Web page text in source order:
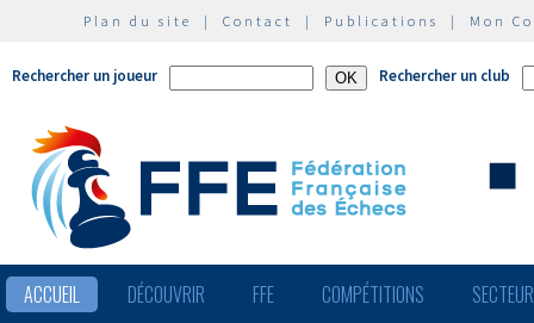
Plan du site | Contact | Publications | Mon
Rechercher un joueur Rechercher un club
ACCUEIL DÉCOUVRIR FFE COMPÉTITIONS